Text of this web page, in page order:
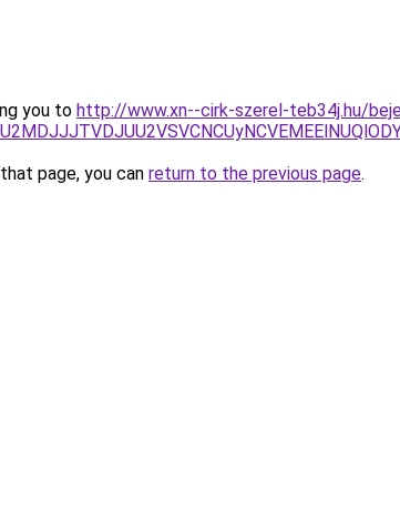
you to http://www.xn--cirk-szerel-teb34j.hu/
page, you can return to the previous page.